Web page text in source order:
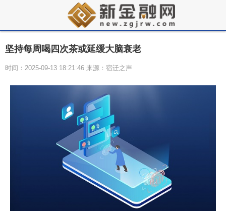
坚持每周喝四次茶或延缓大脑衰老
时间：2025-09-13 18:21:46 来源：宿迁之声